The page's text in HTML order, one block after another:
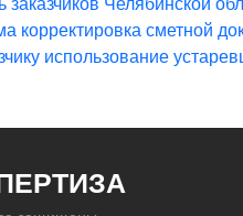
заказчиков Челябинской
корректировка сметной
использование